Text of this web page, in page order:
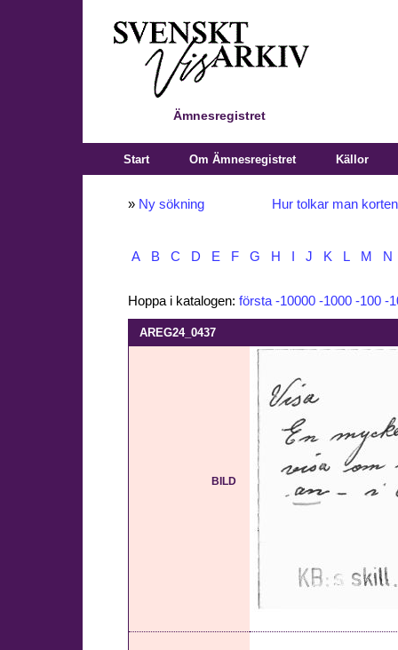
Ämnesregistret
Start Om Ämnesregistret Källor
» Ny sökning Hur tolkar man
A B C D E F G H J K L M N
Hoppa i katalogen: första -10000 -1000 -100 -
AREG24_0437
BILD